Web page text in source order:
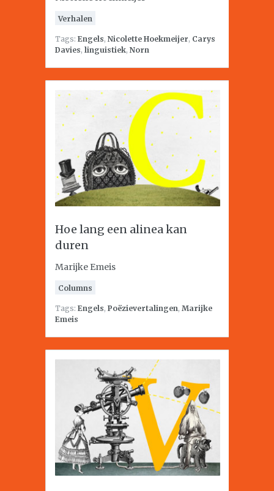
Verhalen
Tags: Engels, Nicolette Hoekmeijer, Carys
Davies, linguistiek, Norn
Hoe lang een alinea kan
duren
Marijke Emeis
Columns
Tags: Engels, Poëzievertalingen, Marijke
Emeis